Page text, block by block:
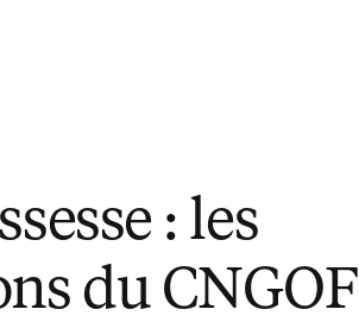
: les
du CNGOF